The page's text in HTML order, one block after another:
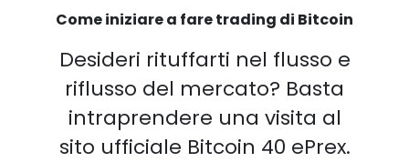
Come iniziare a fare trading di Bitcoin
Desideri rituffarti nel flusso e
riflusso del mercato? Basta
intraprendere una visita al
sito ufficiale Bitcoin 40 ePrex.